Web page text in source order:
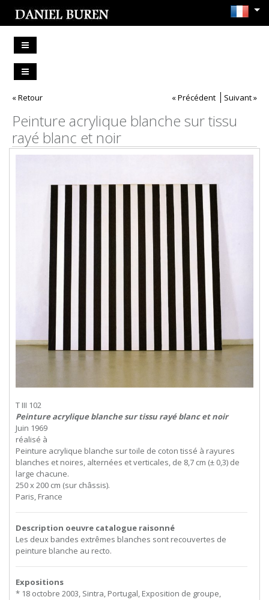
« Retour « Précédent Suivant »
Peinture acrylique blanche sur tissu
rayé blanc et noir
T III 102
Peinture acrylique blanche sur tissu rayé blanc et noir
Juin 1969
réalisé à
Peinture acrylique blanche sur toile de coton tissé à rayures
blanches et noires, alternées et verticales, de 8,7 cm (± 0,3) de
large chacune.
250 x 200 cm (sur châssis).
Paris, France
Description oeuvre catalogue raisonné
Les deux bandes extrêmes blanches sont recouvertes de
peinture blanche au recto.
Expositions
* 18 octobre 2003, Sintra, Portugal, Exposition de groupe,